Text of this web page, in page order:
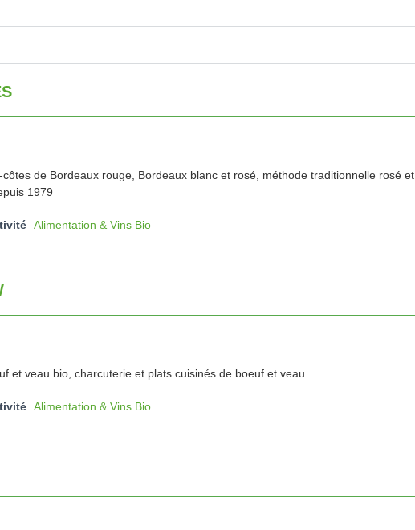
côtes de Bordeaux rouge, Bordeaux blanc et rosé, méthode traditionnelle rosé et
1979
Alimentation & Vins Bio
et veau bio, charcuterie et plats cuisinés de boeuf et veau
Alimentation & Vins Bio